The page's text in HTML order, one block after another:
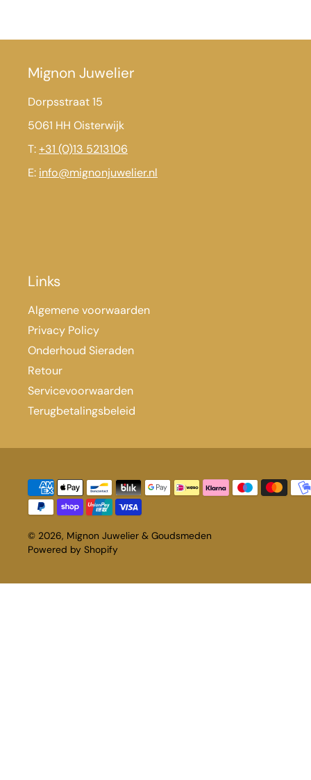
Mignon Juwelier
Dorpsstraat 15
5061 HH Oisterwijk
T:+31 (0)13 5213106
E: info@mignonjuwelier.nl
Links
Algemene voorwaarden
Privacy Policy
Onderhoud Sieraden
Retour
Servicevoorwaarden
Terugbetalingsbeleid
© 2026, Mignon Juwelier & Goudsmeden
Powered by Shopify